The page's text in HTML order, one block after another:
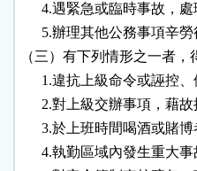
4.遇緊急或臨時事故，
5.辦理其他公務事項辛
（三）有下列情形之一者，
1.違抗上級命令或誣控
2.對上級交辦事項，
3.於上班時間喝酒或賭博
4.執勤區域內發生重